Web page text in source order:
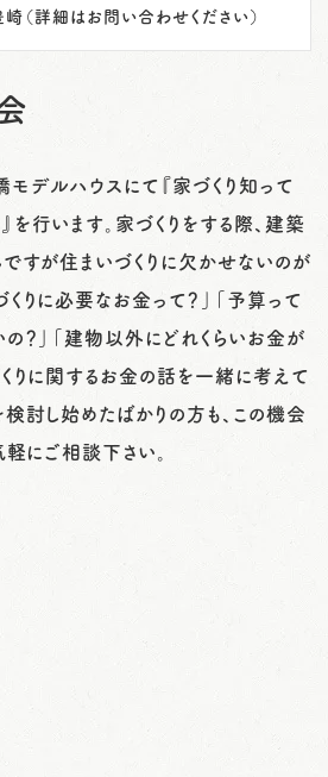
（詳細はお問い合わせください）
デルハウスにて『家づくり知って
行います。家づくりをする際、建築
すが住まいづくりに欠かせないのが
りに必要なお金って？」「予算って
？」「建物以外にどれくらいお金が
りに関するお金の話を一緒に考えて
討し始めたばかりの方も、この機会
にご相談下さい。